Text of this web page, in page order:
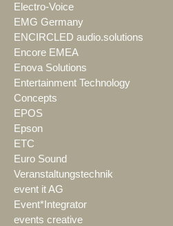
Electro-Voice
EMG Germany
ENCIRCLED audio.solutions
Encore EMEA
Enova Solutions
Entertainment Technology
Concepts
EPOS
Epson
ETC
Euro Sound
Veranstaltungstechnik
event it AG
Event*Integrator
events creative